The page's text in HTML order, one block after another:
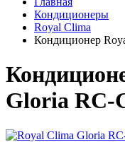
Кондиционеры
Royal Clima
Кондиционер
Gloria RC-